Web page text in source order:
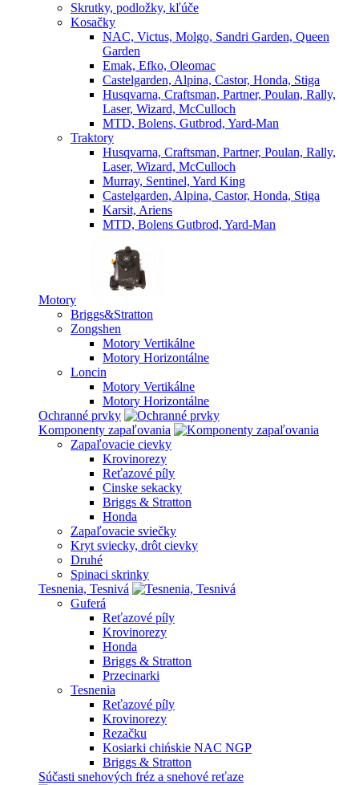
Skrutky, podložky, kľúče
Kosačky
NAC, Victus, Molgo, Sandri Garden, Queen
Garden
Emak, Efko, Oleomac
Castelgarden, Alpina, Castor, Honda, Stiga
Husqvarna, Craftsman, Partner, Poulan, Rally,
Laser, Wizard, McCulloch
MTD, Bolens, Gutbrod, Yard-Man
Traktory
Husqvarna, Craftsman, Partner, Poulan, Rally,
Laser, Wizard, McCulloch
Murray, Sentinel, Yard King
Castelgarden, Alpina, Castor, Honda, Stiga
Karsit, Ariens
MTD, Bolens Gutbrod, Yard-Man
Motory
Briggs&Stratton
Zongshen
Motory Vertikálne
Motory Horizontálne
Loncin
Motory Vertikálne
Motory Horizontálne
Ochranné prvky
Komponenty zapaľovania
Zapaľovacie cievky
Krovinorezy
Reťazové píly
Cinske sekacky
Briggs & Stratton
Honda
Zapaľovacie sviečky
Kryt sviecky, drôt cievky
Druhé
Spinaci skrinky
Tesnenia, Tesnivá
Guferá
Reťazové píly
Krovinorezy
Honda
Briggs & Stratton
Przecinarki
Tesnenia
Reťazové píly
Krovinorezy
Rezačku
Kosiarki chińskie NAC NGP
Briggs & Stratton
Súčasti snehových fréz a snehové reťaze